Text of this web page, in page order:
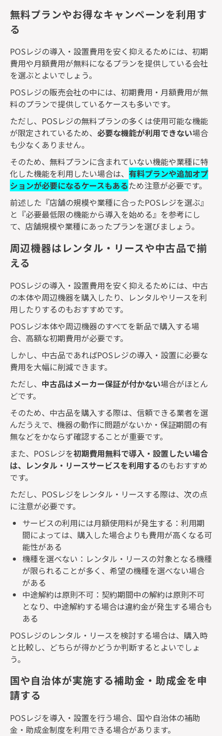
無料プランやお得なキャンペーンを利用す
る
POSレジの導入・設置費用を安く抑えるためには、初期
費用や月額費用が無料になるプランを提供している会社
を選ぶとよいでしょう。
POSレジの販売会社の中には、初期費用・月額費用が無
料のプランで提供しているケースも多いです。
ただし、 POSレジの無料プランの多くは使用可能な機能
が限定されているため、 必要な機能が利用できない場合
も少なくありません。
そのため、無料プランに含まれていない機能や業種に特
化した機能を利用したい場合は、 有料プランや追加オプ
ションが必要になるケースもあるため注意が必要です。
前述した『店舗の規模や業種に合ったPOSレジを選ぶ』
と『必要最低限の機能から導入を始める』を参考にし
て、店舗規模や業種にあったプランを選びましょう。
周辺機器はレンタル・リースや中古品で揃
える
POSレジの導入・設置費用を安く抑えるためには、中古
の本体や周辺機器を購入したり、レンタルやリースを利
用したりするのもおすすめです。
POSレジ本体や周辺機器のすべてを新品で購入する場
合、高額な初期費用が必要です。
しかし、中古品であればPOSレジの導入・設置に必要な
費用を大幅に削減できます。
ただし、 中古品はメーカー保証が付かない場合がほとん
どです。
そのため、中古品を購入する際は、信頼できる業者を選
んだうえで、機器の動作に問題がないか・保証期間の有
無などをかならず確認することが重要です。
また、 POSレジを初期費用無料で導入・設置したい場合
は、レンタル・リースサービスを利用するのもおすすめ
です。
ただし、 POSレジをレンタル・リースする際は、次の点
に注意が必要です。
サービスの利用には月額使用料が発生する：利用期
間によっては、購入した場合よりも費用が高くなる可
能性がある
機種を選べない：レンタル・リースの対象となる機種
が限られることが多く、希望の機種を選べない場合
がある
中途解約は原則不可：契約期間中の解約は原則不可
となり、中途解約する場合は違約金が発生する場合も
ある
POSレジのレンタル・リースを検討する場合は、購入時
と比較し、どちらが得かどうか判断するとよいでしょ
う。
国や自治体が実施する補助金・助成金を申
請する
POSレジを導入・設置を行う場合、国や自治体の補助
金・助成金制度を利用できる場合があります。